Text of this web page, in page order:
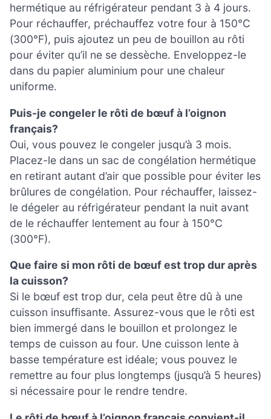
hermétique au réfrigérateur pendant 3 à 4 jours.
Pour réchauffer, préchauffez votre four à 150°C
(300°F), puis ajoutez un peu de bouillon au rôti
pour éviter qu’il ne se dessèche. Enveloppez-le
dans du papier aluminium pour une chaleur
uniforme.
Puis-je congeler le rôti de bœuf à l’oignon
français?
Oui, vous pouvez le congeler jusqu’à 3 mois.
Placez-le dans un sac de congélation hermétique
en retirant autant d’air que possible pour éviter les
brûlures de congélation. Pour réchauffer, laissez-
le dégeler au réfrigérateur pendant la nuit avant
de le réchauffer lentement au four à 150°C
(300°F).
Que faire si mon rôti de bœuf est trop dur après
la cuisson?
Si le bœuf est trop dur, cela peut être dû à une
cuisson insuffisante. Assurez-vous que le rôti est
bien immergé dans le bouillon et prolongez le
temps de cuisson au four. Une cuisson lente à
basse température est idéale; vous pouvez le
remettre au four plus longtemps (jusqu’à 5 heures)
si nécessaire pour le rendre tendre.